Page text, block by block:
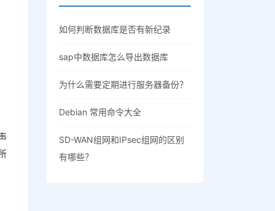
如何判断数据库是否有新纪录
sap中数据库怎么导出数据库
为什么需要定期进行服务器备份？
Debian 常用命令大全
SD-WAN组网和IPsec组网的区别
有哪些？